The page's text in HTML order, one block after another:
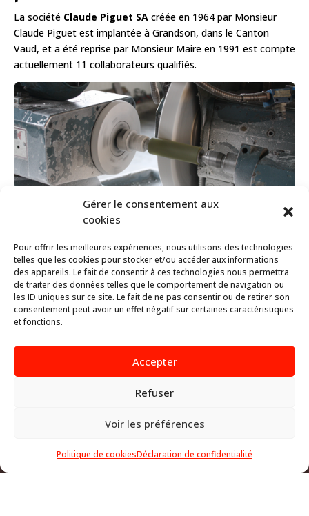
Gérer le consentement aux
cookies
Pour offrir les meilleures expériences, nous utilisons des technologies
telles que les cookies pour stocker et/ou accéder aux informations
des appareils. Le fait de consentir à ces technologies nous permettra
de traiter des données telles que le comportement de navigation ou
les ID uniques sur ce site. Le fait de ne pas consentir ou de retirer son
consentement peut avoir un effet négatif sur certaines caractéristiques
et fonctions.
Accepter
Refuser
Voir les préférences
Politique de cookiesDéclaration de confidentialité
La société Claude Piguet SA créée en 1964 par Monsieur
Claude Piguet est implantée à Grandson, dans le Canton
Vaud, et a été reprise par Monsieur Maire en 1991 est compte
actuellement 11 collaborateurs qualifiés.
Nous vous proposons des réalisations de prototypes et
essais de faisabilité (choix de la matière).
Nous mettons nos compétences et notre expérience à votre
service. Nous sommes en effet à même de vous apporter un
conseil technique personnalisé quant aux choix de la matière,
dimensionnement des pièces.
Claude Piguet SA
CH-1422 Grandson
Téléphone024 445 38 88
Appeler E-mail Plan d'accès